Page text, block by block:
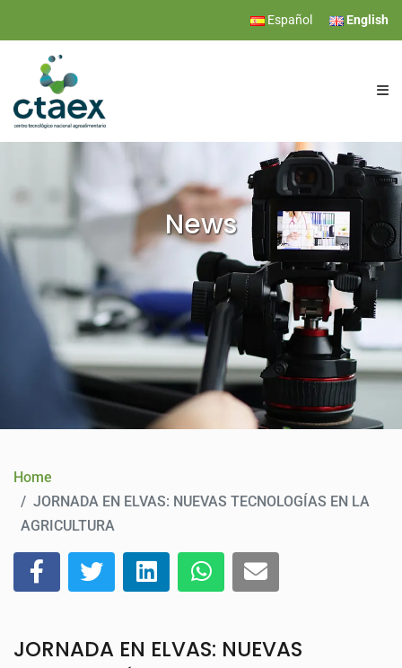
Español English
RESEARCH
SERVICES
EVENTS
NEWS
CONTACT
News
Home
JORNADA EN ELVAS: NUEVAS TECNOLOGÍAS EN LA
AGRICULTURA
JORNADA EN ELVAS: NUEVAS